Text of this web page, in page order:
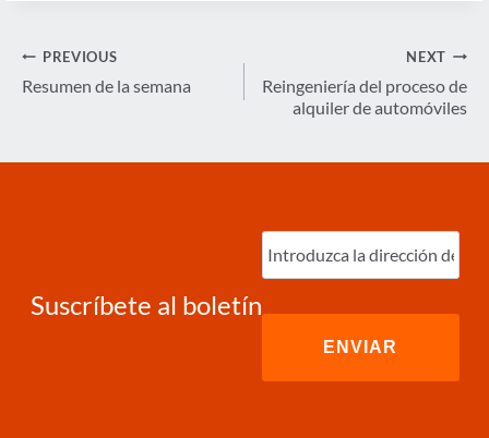
Navegación
de
PREVIOUS
Resumen de la semana
NEXT
Reingeniería del proceso de
alquiler de automóviles
Suscríbete al boletín
Ingrese
correo
electrónico